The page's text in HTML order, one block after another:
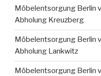
Möbelentsorgung Berlin
Abholung Kreuzberg
Möbelentsorgung Berlin
Abholung Lankwitz
Möbelentsorgung Berlin